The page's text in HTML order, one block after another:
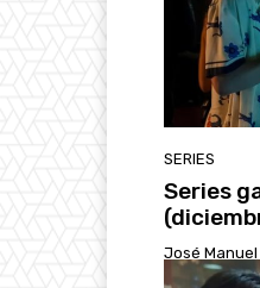
SERIES
Series
José Manuel